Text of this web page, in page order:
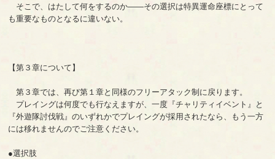
そこで、はたして何をするのか――その選択は特異運命座標にとって
も重要なものとなるに違いない。
【第３章について】
第３章では、再び第１章と同様のフリーアタック制に戻ります。
プレイングは何度でも行なえますが、一度『チャリティイベント』と
『外遊隊討伐戦』のいずれかでプレイングが採用されたなら、もう一方
には移れませんのでご注意ください。
●選択肢